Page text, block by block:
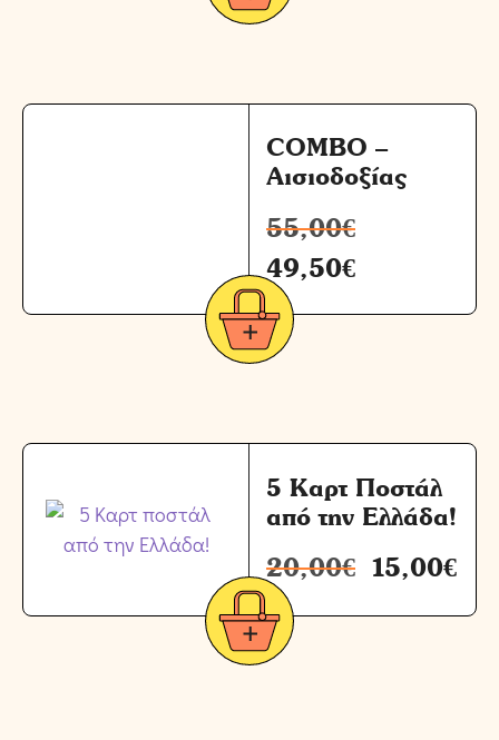
COMBO –
Αισιοδοξίας
55,00€
49,50€
5 Καρτ Ποστάλ
από την Ελλάδα!
20,00€ 15,00€